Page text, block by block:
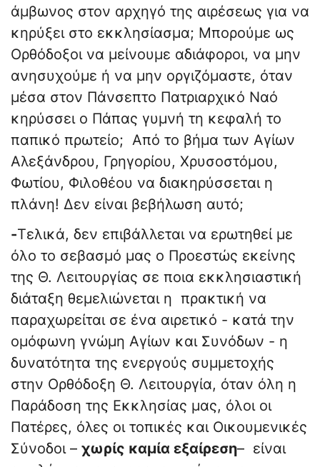
άμβωνος στον αρχηγό της αιρέσεως για να
κηρύξει στο εκκλησίασμα; Μπορούμε ως
Ορθόδοξοι να μείνουμε αδιάφοροι, να μην
ανησυχούμε ή να μην οργιζόμαστε, όταν
μέσα στον Πάνσεπτο Πατριαρχικό Ναό
κηρύσσει ο Πάπας γυμνή τη κεφαλή το
παπικό πρωτείο; Από το βήμα των Αγίων
Αλεξάνδρου, Γρηγορίου, Χρυσοστόμου,
Φωτίου, Φιλοθέου να διακηρύσσεται η
πλάνη! Δεν είναι βεβήλωση αυτό;
-Τελικά, δεν επιβάλλεται να ερωτηθεί με
όλο το σεβασμό μας ο Προεστώς εκείνης
της Θ. Λειτουργίας σε ποια εκκλησιαστική
διάταξη θεμελιώνεται η πρακτική να
παραχωρείται σε ένα αιρετικό - κατά την
ομόφωνη γνώμη Αγίων και Συνόδων - η
δυνατότητα της ενεργούς συμμετοχής
στην Ορθόδοξη Θ. Λειτουργία, όταν όλη η
Παράδοση της Εκκλησίας μας, όλοι οι
Πατέρες, όλες οι τοπικές και Οικουμενικές
Σύνοδοι – χωρίς καμία εξαίρεση– είναι